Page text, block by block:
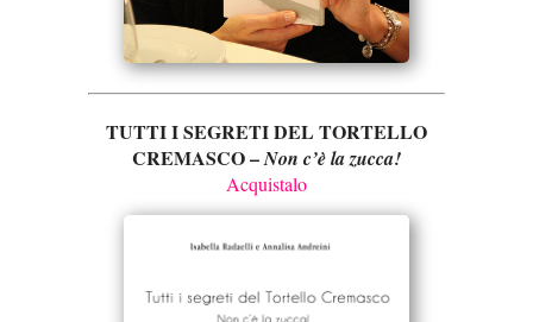
TUTTI I SEGRETI DEL TORTELLO
CREMASCO –Non c’è la zucca!
Acquistalo